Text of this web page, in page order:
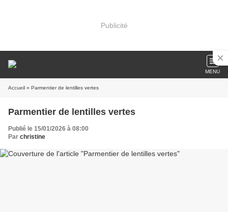
Publicité
MENU
Accueil » Parmentier de lentilles vertes
Parmentier de lentilles vertes
Publié le 15/01/2026 à 08:00
Par christine